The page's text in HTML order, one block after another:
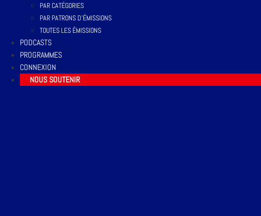
PAR CATÉGORIES
PAR PATRONS D’ÉMISSIONS
TOUTES LES ÉMISSIONS
PODCASTS
PROGRAMMES
CONNEXION
NOUS SOUTENIR